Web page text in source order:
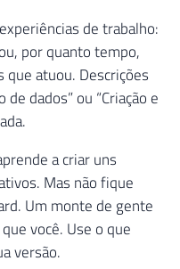
de trabalho:
por quanto tempo,
atuou. Descrições
dados” ou “Criação e
a criar uns
Mas não fique
Um monte de gente
você. Use o que
versão.